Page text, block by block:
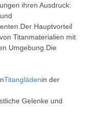
ihren Ausdruck:
Hauptvorteil
Titanmaterialien mit
Umgebung.Die
Titanglädenin der
Gelenke und